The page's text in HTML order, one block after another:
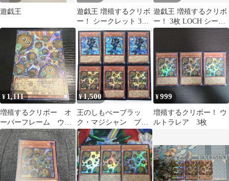
遊戯王
遊戯王 増殖するクリボ
ー！ シークレット 3枚
セット
遊戯王 増殖するクリボ
ー！ 3枚 LOCH シーク
レット アジア
¥ 1,111
増殖するクリボー オ
ーバーフレーム ウル
トラ
¥1,500
王のしもべーブラッ
ク・マジシャン プリ
シク 増殖するクリボ
ー！ シークレット
¥999
増殖するクリボー！ ウ
ルトラレア 3枚